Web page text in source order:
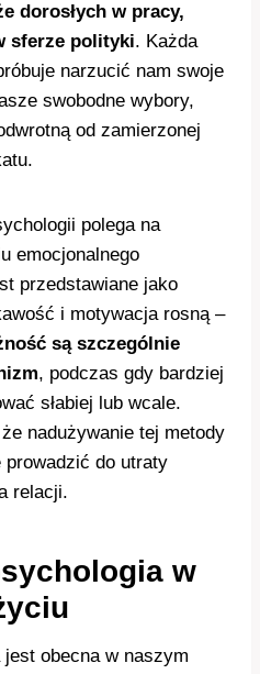
dorosłych w pracy,
sferze polityki. Każda
narzucić nam swoje
swobodne wybory,
od zamierzonej
polega na
emocjonalnego
przedstawiane jako
i motywacja rosną –
są szczególnie
, podczas gdy bardziej
słabiej lub wcale.
nadużywanie tej metody
do utraty
relacji.
w
obecna w naszym